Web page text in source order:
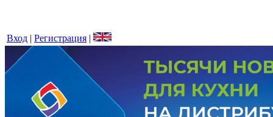
Вход | Регистрация |